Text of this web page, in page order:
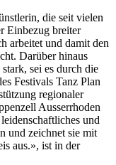
die seit vielen
Einbezug breiter
arbeitet und damit den
Darüber hinaus
sei es durch die
Festivals Tanz Plan
regionaler
Ausserrhoden
und
und zeichnet sie mit
aus.», ist in der